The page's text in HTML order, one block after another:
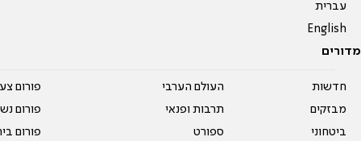
עברית
English
מדורים
חדשות
מבזקים
ביטחוני
העולם הערבי
תרבות ופנאי
ספורט
פורום
פורום
פורום